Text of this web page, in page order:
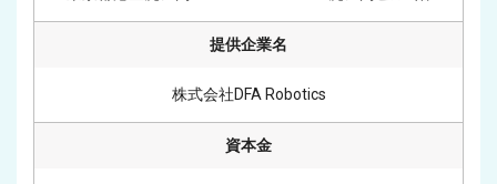
提供企業名
株式会社DFA Robotics
資本金